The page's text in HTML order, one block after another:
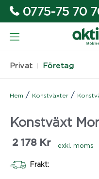
0775-75 70
Privat Företag
Hem / Konstväxter /
Konstväxt
2 178 Kr exkl. moms
Frakt: